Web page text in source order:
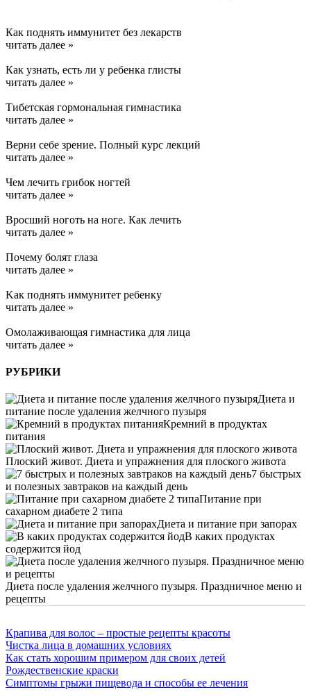
Как поднять иммунитет без лекарств
читать далее »
Как узнать, есть ли у ребенка глисты
читать далее »
Тибетская гормональная гимнастика
читать далее »
Верни себе зрение. Полный курс лекций
читать далее »
Чем лечить грибок ногтей
читать далее »
Вросший ноготь на ноге. Как лечить
читать далее »
Почему болят глаза
читать далее »
Kак поднять иммунитет ребенку
читать далее »
Омолаживающая гимнастика для лица
читать далее »
РУБРИКИ
Диета и
питание после удаления желчного пузыря
Кремний в продуктах
питания
Плоский живот. Диета и упражнения для плоского живота
7 быстрых
и полезных завтраков на каждый день
Питание при
сахарном диабете 2 типа
Диета и питание при запорах
В каких продуктах
содержится йод
Диета после удаления желчного пузыря. Праздничное меню и
рецепты
Крапива для волос – простые рецепты красоты
Чистка лица в домашних условиях
Как стать хорошим примером для своих детей
Рождественские краски
Симптомы грыжи пищевода и способы ее лечения